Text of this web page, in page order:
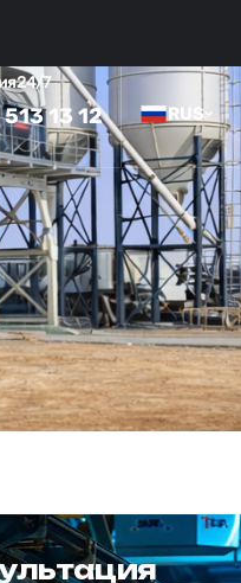
24/7
13 12 RUS
Русский
Казахский